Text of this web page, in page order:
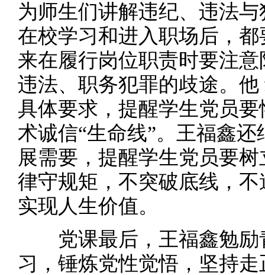
为师生们讲解违纪、违法
在校学习和进入职场后，
来在履行岗位职责时要注
违法、职务犯罪的歧途。
具体要求，提醒学生党员
术诚信“生命线”。王福鑫
展需要，提醒学生党员要
律守规矩，不突破底线，
实现人生价值。
党课最后，王福鑫勉励
习，锤炼党性觉悟，坚持